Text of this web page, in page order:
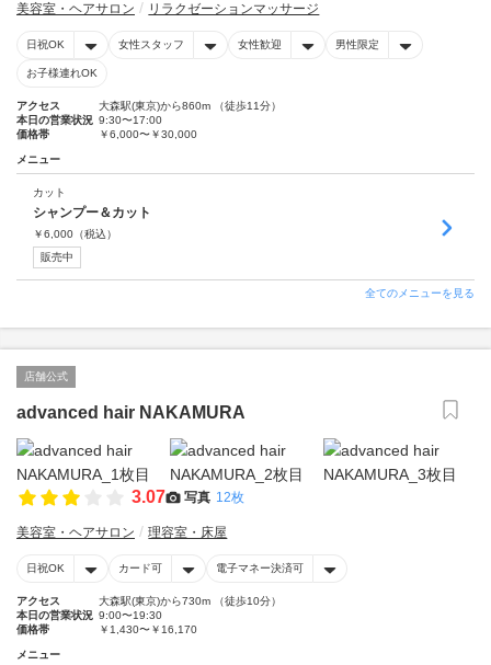
美容室・ヘアサロン リラクゼーションマッサージ
日祝OK 女性スタッフ 女性歓迎 男性限定
お子様連れOK
アクセス
大森駅(東京)から860m （徒歩11分）
本日の営業状況 9:30〜17:00
価格帯
￥6,000〜￥30,000
メニュー
カット
シャンプー＆カット
￥6,000 （税込）
販売中
全てのメニューを見る
店舗公式
advanced hair NAKAMURA
3.07 写真 12枚
美容室・ヘアサロン 理容室・床屋
日祝OK カード可 電子マネー決済可
アクセス
大森駅(東京)から730m （徒歩10分）
本日の営業状況 9:00〜19:30
価格帯
￥1,430〜￥16,170
メニュー